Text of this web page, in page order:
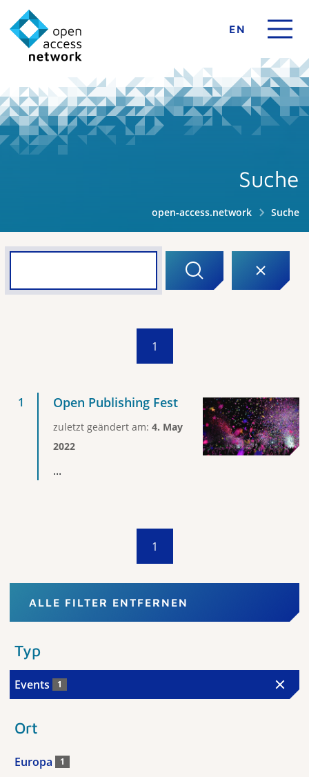
EN
Suche
open-access.network Suche
1
Open Publishing Fest
zuletzt geändert am: 4. May
2022
...
1
ALLE FILTER ENTFERNEN
Typ
Events 1
Ort
Europa 1